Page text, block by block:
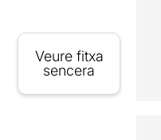
Veure fitxa
sencera